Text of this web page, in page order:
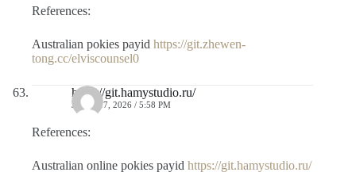
References:
Australian pokies payid https://git.zhewen-
tong.cc/elviscounsel0
https://git.hamystudio.ru/
JULIO 17, 2026 / 5:58 PM
References:
Australian online pokies payid https://git.hamystudio.ru/